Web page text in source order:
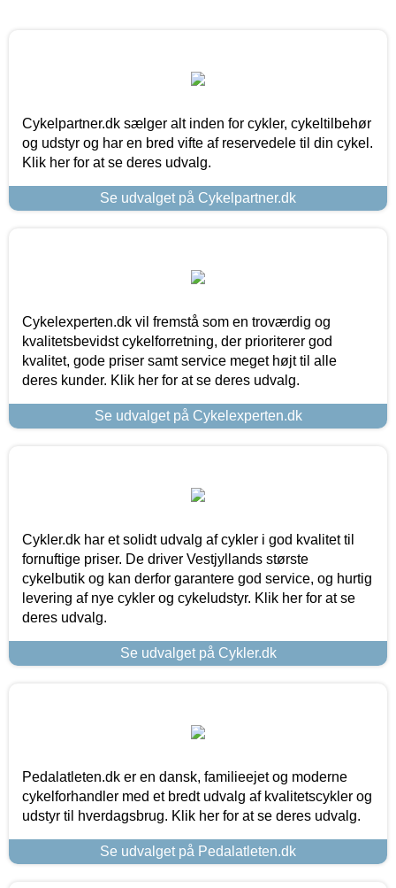
Cykelpartner.dk sælger alt inden for cykler, cykeltilbehør
og udstyr og har en bred vifte af reservedele til din cykel.
Klik her for at se deres udvalg.
Se udvalget på Cykelpartner.dk
Cykelexperten.dk vil fremstå som en troværdig og
kvalitetsbevidst cykelforretning, der prioriterer god
kvalitet, gode priser samt service meget højt til alle
deres kunder. Klik her for at se deres udvalg.
Se udvalget på Cykelexperten.dk
Cykler.dk har et solidt udvalg af cykler i god kvalitet til
fornuftige priser. De driver Vestjyllands største
cykelbutik og kan derfor garantere god service, og hurtig
levering af nye cykler og cykeludstyr. Klik her for at se
deres udvalg.
Se udvalget på Cykler.dk
Pedalatleten.dk er en dansk, familieejet og moderne
cykelforhandler med et bredt udvalg af kvalitetscykler og
udstyr til hverdagsbrug. Klik her for at se deres udvalg.
Se udvalget på Pedalatleten.dk